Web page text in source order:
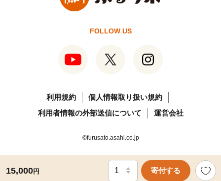
15,000円 寄付する
FOLLOW US
利用規約
個人情報取り扱い規約
利用者情報の外部送信について
運営会社
©furusato.asahi.co.jp